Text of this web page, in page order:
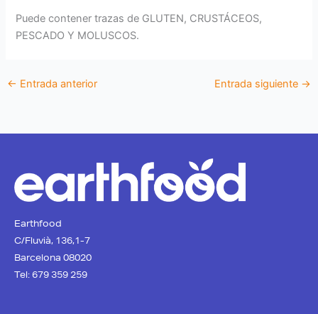
Puede contener trazas de GLUTEN, CRUSTÁCEOS,
PESCADO Y MOLUSCOS.
← Entrada anterior Entrada siguiente →
Earthfood
C/Fluvià, 136,1-7
Barcelona 08020
Tel: 679 359 259